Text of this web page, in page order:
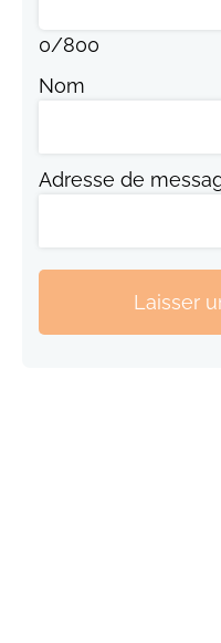
0/800
Nom
Adresse de
Laisser